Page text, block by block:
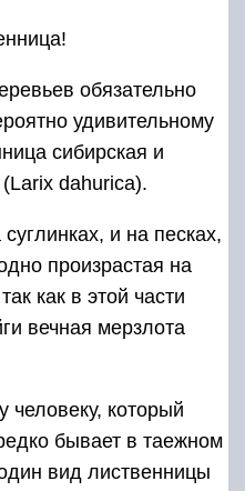
обязательно
удивительному
сибирская и
dahurica).
и на песках,
произрастая на
как в этой части
вечная мерзлота
который
бывает в таежном
вид лиственницы